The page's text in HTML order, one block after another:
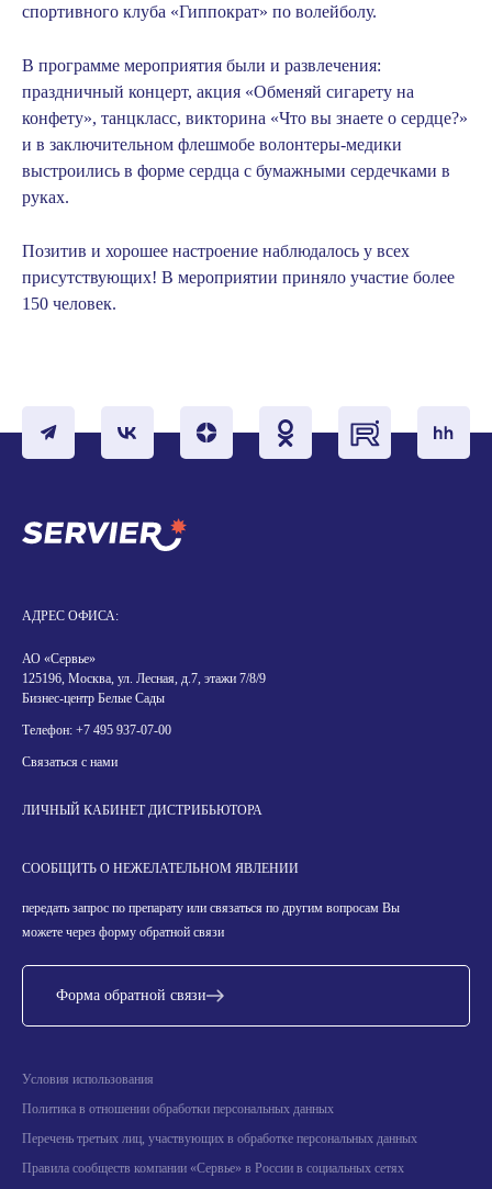
спортивного клуба «Гиппократ» по волейболу.
В программе мероприятия были и развлечения:
праздничный концерт, акция «Обменяй сигарету на
конфету», танцкласс, викторина «Что вы знаете о сердце?»
и в заключительном флешмобе волонтеры-медики
выстроились в форме сердца с бумажными сердечками в
руках.
Позитив и хорошее настроение наблюдалось у всех
присутствующих! В мероприятии приняло участие более
150 человек.
АДРЕС ОФИСА:
АО «Сервье»
125196, Москва, ул. Лесная, д.7, этажи 7/8/9
Бизнес-центр Белые Сады
Телефон: +7 495 937-07-00
Связаться с нами
ЛИЧНЫЙ КАБИНЕТ ДИСТРИБЬЮТОРА
СООБЩИТЬ О НЕЖЕЛАТЕЛЬНОМ ЯВЛЕНИИ
передать запрос по препарату или связаться по другим вопросам Вы
можете через форму обратной связи
Форма обратной связи
Условия использования
Политика в отношении обработки персональных данных
Перечень третьих лиц, участвующих в обработке персональных данных
Правила сообществ компании «Сервье» в России в социальных сетях